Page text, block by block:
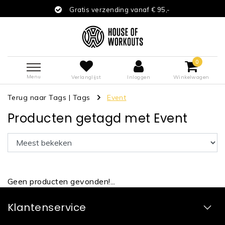
Gratis verzending vanaf € 95,-
Menu Verlanglijst Inloggen
0
Winkelwagen
Terug naar Tags | Tags Event
Producten getagd met Event
Geen producten gevonden!...
Klantenservice